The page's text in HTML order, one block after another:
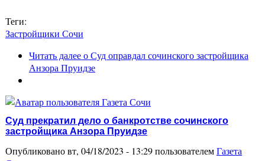
Теги:
Застройщики Сочи
Читать далеео Суд оправдал сочинского застройщика
Анзора Пруидзе
Суд прекратил дело о банкротстве сочинского
застройщика Анзора Пруидзе
Опубликовано вт, 04/18/2023 - 13:29 пользователемГазета